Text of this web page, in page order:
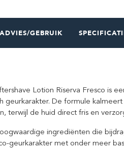
ADVIES/GEBRUIK
Lotion Riserva Fresco is
geurkarakter. De formule
terwijl de huid direct fris en
ingrediënten die
geurkarakter met onder meer